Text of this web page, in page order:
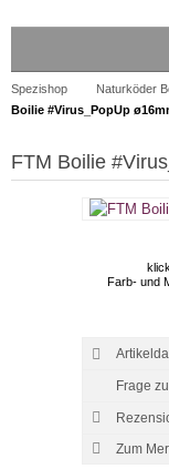
Spezishop Naturköder
Boilie #Virus_PopUp
FTM Boilie
Farb- und
Frage